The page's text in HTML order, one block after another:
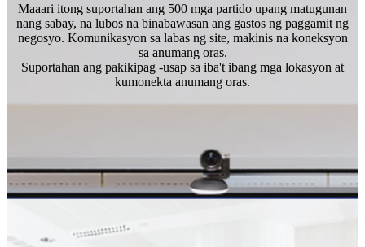
Maaari itong suportahan ang 500 mga partido upang matugunan
nang sabay, na lubos na binabawasan ang gastos ng paggamit ng
negosyo. Komunikasyon sa labas ng site, makinis na koneksyon
sa anumang oras.
Suportahan ang pakikipag -usap sa iba't ibang mga lokasyon at
kumonekta anumang oras.